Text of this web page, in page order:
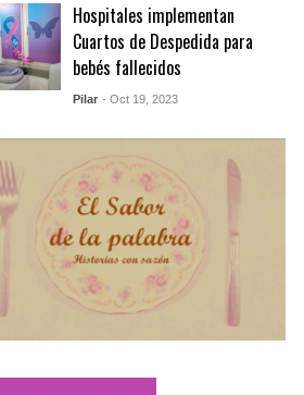
Hospitales implementan
Cuartos de Despedida para
bebés fallecidos
Pilar - Oct 19, 2023